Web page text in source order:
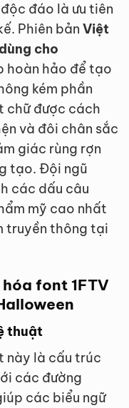
đáo là ưu tiên
Phiên bản Việt
cho
hoàn hảo để tạo
kém phần
chữ được cách
và đôi chân sắc
giác rùng rợn
tạo. Đội ngũ
các dấu câu
mỹ cao nhất
truyền thông tại
font 1FTV
thuật
này là cấu trúc
các đường
các biểu ngữ